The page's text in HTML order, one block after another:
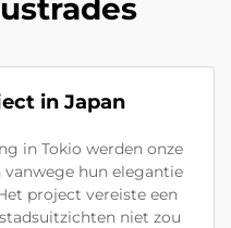
in Japan
in Tokio werden onze
vanwege hun elegantie
project vereiste een
niet zou